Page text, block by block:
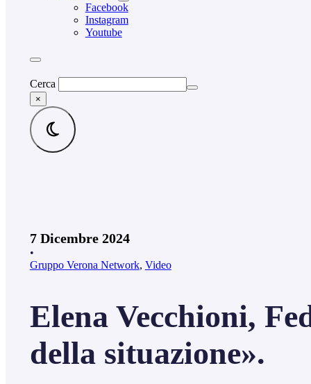
Facebook
Instagram
Youtube
Cerca
×
7 Dicembre 2024
•
Gruppo Verona Network, Video
Elena Vecchioni,
della situazione».